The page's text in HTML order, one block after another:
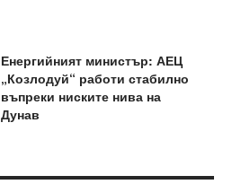
Енергийният министър: АЕЦ
„Козлодуй“ работи стабилно
въпреки ниските нива на
Дунав